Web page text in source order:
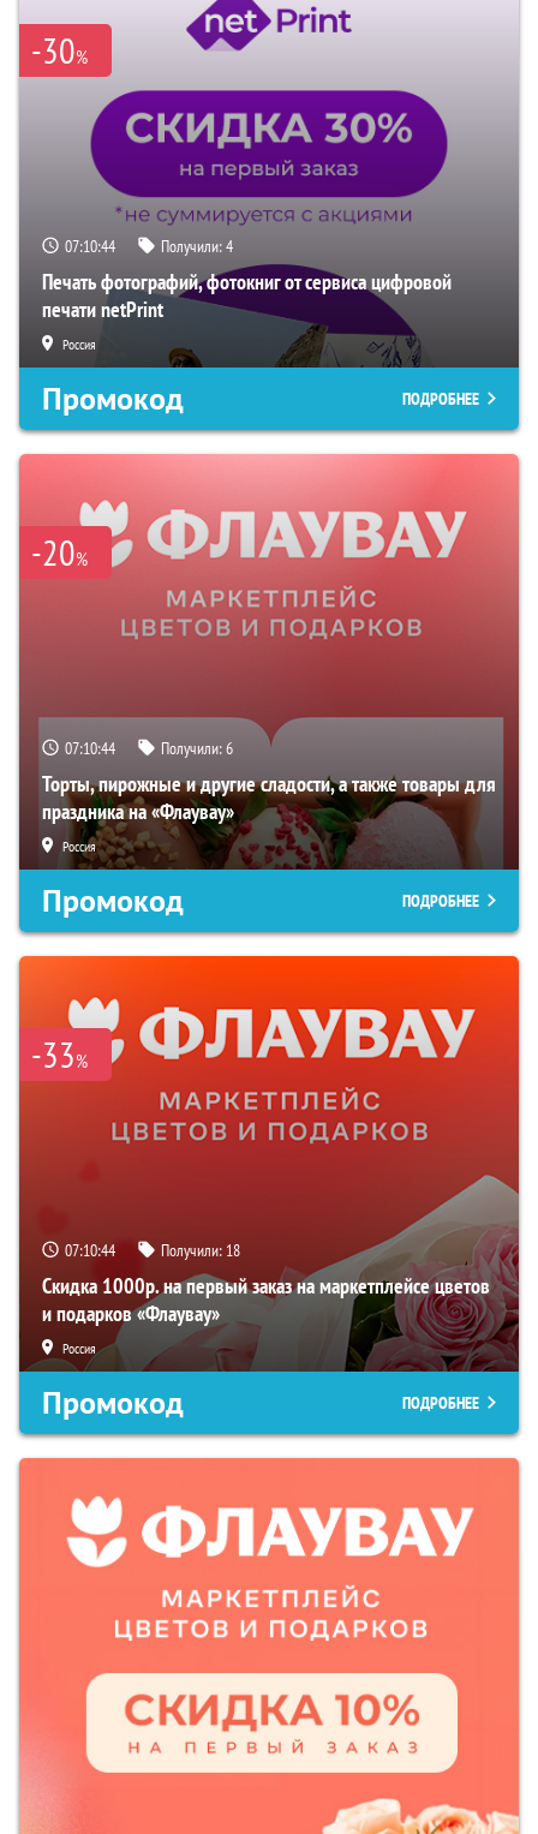
-30%
07:10:43 Получили:4
Печать фотографий, фотокниг от сервиса цифровой
печати netPrint
Россия
Промокод ПОДРОБНЕЕ
-20%
07:10:43 Получили:6
Торты, пирожные и другие сладости, а также товары для
праздника на «Флаувау»
Россия
Промокод ПОДРОБНЕЕ
-33%
07:10:43 Получили: 18
Скидка 1000р. на первый заказ на маркетплейсе цветов
и подарков «Флаувау»
Россия
Промокод ПОДРОБНЕЕ